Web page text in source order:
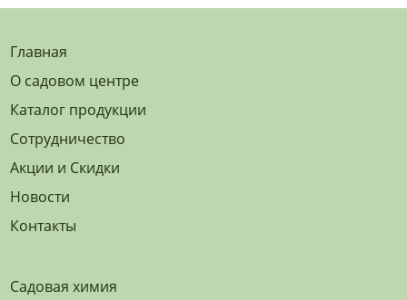
Главная
О садовом центре
Каталог продукции
Сотрудничество
Акции и Скидки
Новости
Контакты
Садовая химия